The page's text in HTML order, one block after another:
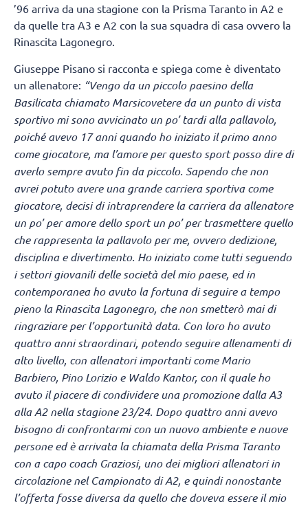
’96 arriva da una stagione con la Prisma Taranto in A2 e
da quelle tra A3 e A2 con la sua squadra di casa ovvero la
Rinascita Lagonegro.
Giuseppe Pisano si racconta e spiega come è diventato
un allenatore: “Vengo da un piccolo paesino della
Basilicata chiamato Marsicovetere da un punto di vista
sportivo mi sono avvicinato un po’ tardi alla pallavolo,
poiché avevo 17 anni quando ho iniziato il primo anno
come giocatore, ma l’amore per questo sport posso dire di
averlo sempre avuto fin da piccolo. Sapendo che non
avrei potuto avere una grande carriera sportiva come
giocatore, decisi di intraprendere la carriera da allenatore
un po’ per amore dello sport un po’ per trasmettere quello
che rappresenta la pallavolo per me, ovvero dedizione,
disciplina e divertimento. Ho iniziato come tutti seguendo
i settori giovanili delle società del mio paese, ed in
contemporanea ho avuto la fortuna di seguire a tempo
pieno la Rinascita Lagonegro, che non smetterò mai di
ringraziare per l’opportunità data. Con loro ho avuto
quattro anni straordinari, potendo seguire allenamenti di
alto livello, con allenatori importanti come Mario
Barbiero, Pino Lorizio e Waldo Kantor, con il quale ho
avuto il piacere di condividere una promozione dalla A3
alla A2 nella stagione 23/24. Dopo quattro anni avevo
bisogno di confrontarmi con un nuovo ambiente e nuove
persone ed è arrivata la chiamata della Prisma Taranto
con a capo coach Graziosi, uno dei migliori allenatori in
circolazione nel Campionato di A2, e quindi nonostante
l’offerta fosse diversa da quello che doveva essere il mio